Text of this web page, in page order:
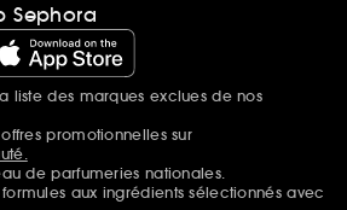
Sephora
liste des marques exclues de nos
promotionnelles sur
de parfumeries nationales.
aux ingrédients sélectionnés avec